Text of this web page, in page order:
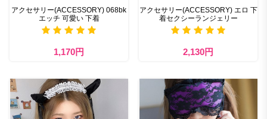
アクセサリー(ACCESSORY) 068bk
エッチ 可愛い 下着
1,170円
アクセサリー(ACCESSORY) エロ 下
着セクシーランジェリー
2,130円